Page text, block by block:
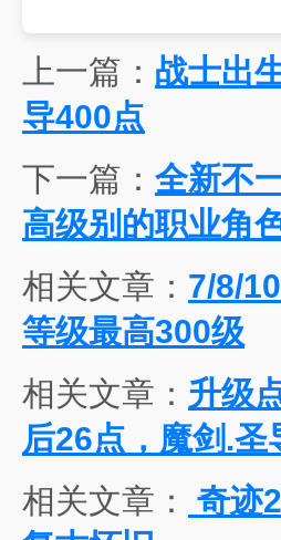
上一篇： 战士出
导400点
下一篇： 全新不
高级别的职业角
相关文章： 7/8/
等级最高300级
相关文章： 升级
后26点，魔剑.
相关文章：
奇迹